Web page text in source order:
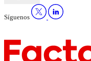
Síguenos